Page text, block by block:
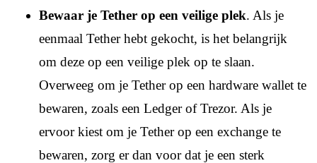
Bewaar je Tether op een veilige plek. Als je
eenmaal Tether hebt gekocht, is het belangrijk
om deze op een veilige plek op te slaan.
Overweeg om je Tether op een hardware wallet te
bewaren, zoals een Ledger of Trezor. Als je
ervoor kiest om je Tether op een exchange te
bewaren, zorg er dan voor dat je een sterk